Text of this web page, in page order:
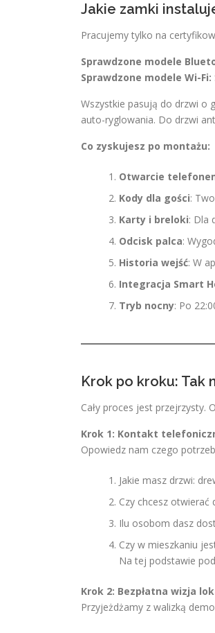
Jakie zamki
Pracujemy tylko na
Sprawdzone modele
Sprawdzone modele Wi-Fi:
Wszystkie pasują do drzwi o
auto-ryglowania. Do drzwi
Co zyskujesz po montażu:
Otwarcie
Kody dla gości:
Karty i breloki: Dla
Odcisk palca:
Historia wejść: W
Integracja Smart
Tryb nocny: Po
Krok po kroku: Tak
Cały proces jest przejrzysty.
Krok 1: Kontakt
Opowiedz nam czego
Jakie masz drzwi:
Czy chcesz otwierać
Ilu osobom dasz
Czy w mieszkaniu
Na tej podstawie
Krok 2: Bezpłatna wizja
Przyjeżdżamy z walizką